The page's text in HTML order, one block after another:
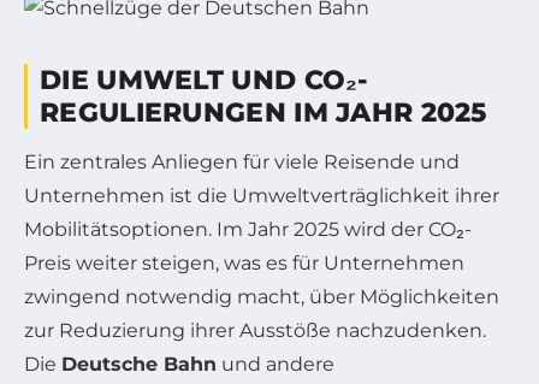
DIE UMWELT UND CO₂-
REGULIERUNGEN IM JAHR 2025
Ein zentrales Anliegen für viele Reisende und
Unternehmen ist die Umweltverträglichkeit ihrer
Mobilitätsoptionen. Im Jahr 2025 wird der CO₂-
Preis weiter steigen, was es für Unternehmen
zwingend notwendig macht, über Möglichkeiten
zur Reduzierung ihrer Ausstöße nachzudenken.
Die Deutsche Bahn und andere